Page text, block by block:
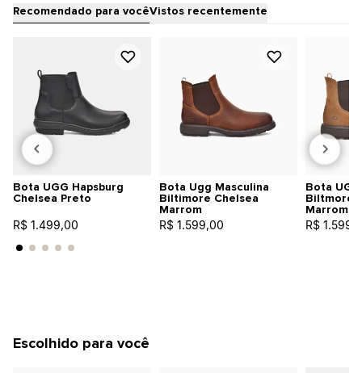
Recomendado para vocêVistos recentemente
Bota UGG Hapsburg
Chelsea Preto
R$ 1.499,00
Bota Ugg Masculina
Biltimore Chelsea
Marrom
R$ 1.599,00
Bota
Biltmore
Marrom
R$
Escolhido para você